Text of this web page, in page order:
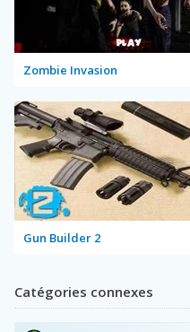
Zombie Invasion
Gun Builder 2
Catégories connexes